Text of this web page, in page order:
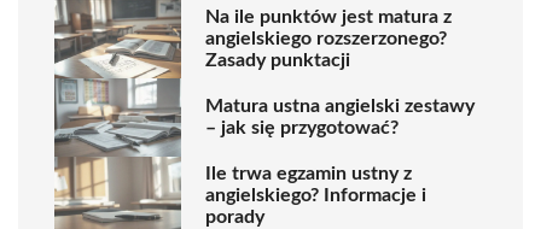
Na ile punktów jest matura z
angielskiego rozszerzonego?
Zasady punktacji
Matura ustna angielski zestawy
– jak się przygotować?
Ile trwa egzamin ustny z
angielskiego? Informacje i
porady